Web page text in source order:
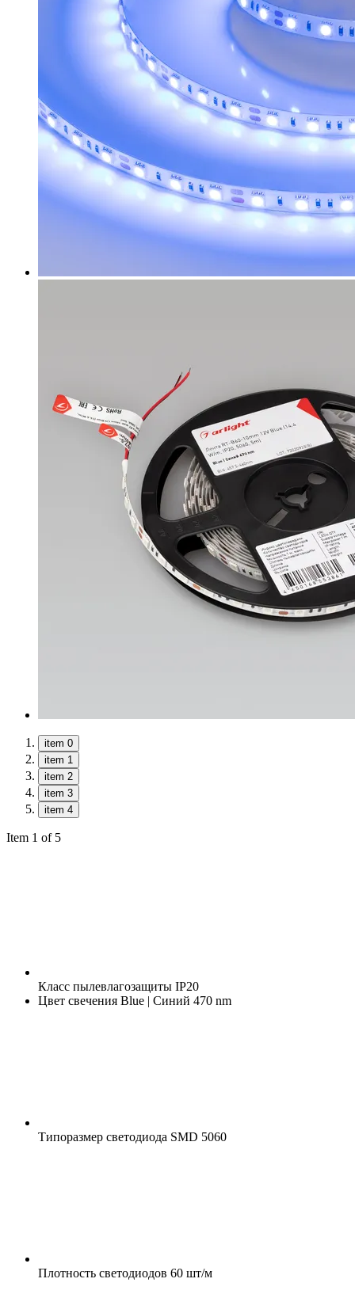
item 0
item 1
item 2
item 3
item 4
Item 1 of 5
Класс пылевлагозащиты IP20
Цвет свечения Blue | Синий 470 nm
Типоразмер светодиода SMD 5060
Плотность светодиодов 60 шт/м